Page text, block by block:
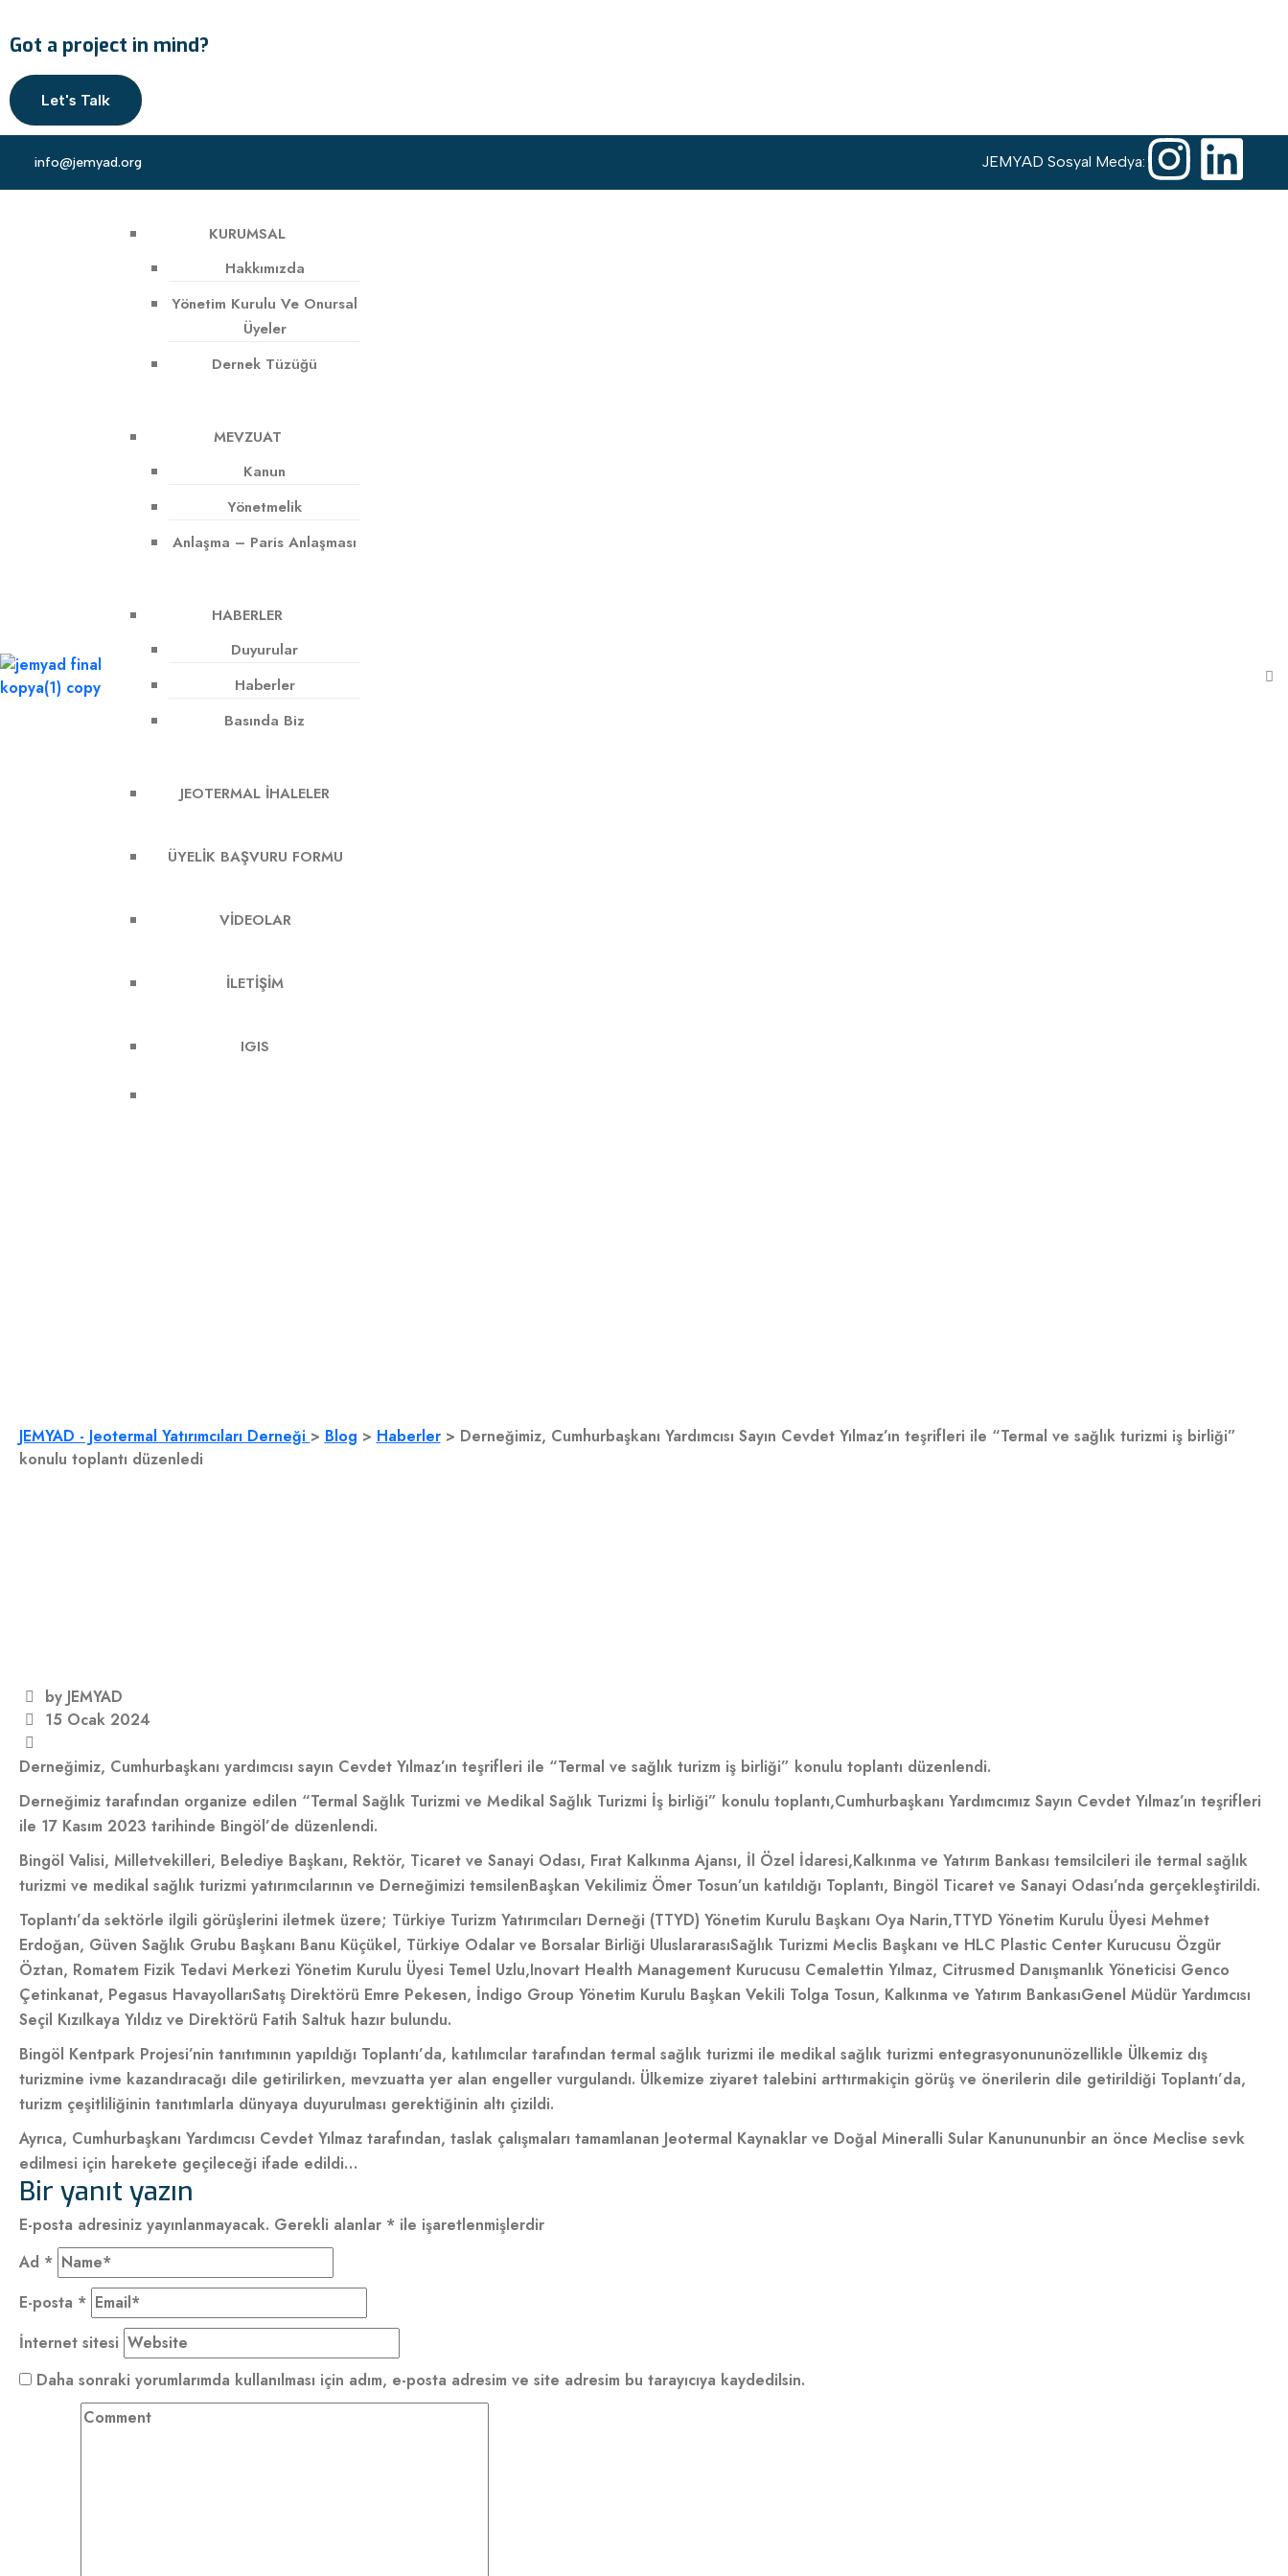
Got a project in mind?
Let's Talk
info@jemyad.org JEMYAD Sosyal Medya:
KURUMSAL
Hakkımızda
Yönetim Kurulu Ve Onursal
Üyeler
Dernek Tüzüğü
MEVZUAT
Kanun
Yönetmelik
Anlaşma – Paris Anlaşması
HABERLER
Duyurular
Haberler
Basında Biz
JEOTERMAL İHALELER
ÜYELIK BAŞVURU FORMU
VIDEOLAR
İLETIŞIM
IGIS
JEMYAD - Jeotermal Yatırımcıları Derneği > Blog > Haberler> Derneğimiz, Cumhurbaşkanı Yardımcısı Sayın Cevdet Yılmaz’ın teşrifleri ile “Termal ve sağlık turizmi iş birliği”
konulu toplantı düzenledi
by JEMYAD
15 Ocak 2024
Derneğimiz, Cumhurbaşkanı yardımcısı sayın Cevdet Yılmaz’ın teşrifleri ile “Termal ve sağlık turizm iş birliği” konulu toplantı düzenlendi.
Derneğimiz tarafından organize edilen “Termal Sağlık Turizmi ve Medikal Sağlık Turizmi İş birliği” konulu toplantı,Cumhurbaşkanı Yardımcımız Sayın Cevdet Yılmaz’ın teşrifleri
ile 17 Kasım 2023 tarihinde Bingöl’de düzenlendi.
Bingöl Valisi, Milletvekilleri, Belediye Başkanı, Rektör, Ticaret ve Sanayi Odası, Fırat Kalkınma Ajansı, İl Özel İdaresi,Kalkınma ve Yatırım Bankası temsilcileri ile termal sağlık
turizmi ve medikal sağlık turizmi yatırımcılarının ve Derneğimizi temsilenBaşkan Vekilimiz Ömer Tosun’un katıldığı Toplantı, Bingöl Ticaret ve Sanayi Odası’nda gerçekleştirildi.
Toplantı’da sektörle ilgili görüşlerini iletmek üzere; Türkiye Turizm Yatırımcıları Derneği (TTYD) Yönetim Kurulu Başkanı Oya Narin,TTYD Yönetim Kurulu Üyesi Mehmet
Erdoğan, Güven Sağlık Grubu Başkanı Banu Küçükel, Türkiye Odalar ve Borsalar Birliği UluslararasıSağlık Turizmi Meclis Başkanı ve HLC Plastic Center Kurucusu Özgür
Öztan, Romatem Fizik Tedavi Merkezi Yönetim Kurulu Üyesi Temel Uzlu,Inovart Health Management Kurucusu Cemalettin Yılmaz, Citrusmed Danışmanlık Yöneticisi Genco
Çetinkanat, Pegasus HavayollarıSatış Direktörü Emre Pekesen, İndigo Group Yönetim Kurulu Başkan Vekili Tolga Tosun, Kalkınma ve Yatırım BankasıGenel Müdür Yardımcısı
Seçil Kızılkaya Yıldız ve Direktörü Fatih Saltuk hazır bulundu.
Bingöl Kentpark Projesi’nin tanıtımının yapıldığı Toplantı’da, katılımcılar tarafından termal sağlık turizmi ile medikal sağlık turizmi entegrasyonununözellikle Ülkemiz dış
turizmine ivme kazandıracağı dile getirilirken, mevzuatta yer alan engeller vurgulandı. Ülkemize ziyaret talebini arttırmakiçin görüş ve önerilerin dile getirildiği Toplantı’da,
turizm çeşitliliğinin tanıtımlarla dünyaya duyurulması gerektiğinin altı çizildi.
Ayrıca, Cumhurbaşkanı Yardımcısı Cevdet Yılmaz tarafından, taslak çalışmaları tamamlanan Jeotermal Kaynaklar ve Doğal Mineralli Sular Kanunununbir an önce Meclise sevk
edilmesi için harekete geçileceği ifade edildi…
Bir yanıt yazın
E-posta adresiniz yayınlanmayacak. Gerekli alanlar *ile işaretlenmişlerdir
Ad *
E-posta *
İnternet sitesi
Daha sonraki yorumlarımda kullanılması için adım, e-posta adresim ve site adresim bu tarayıcıya kaydedilsin.